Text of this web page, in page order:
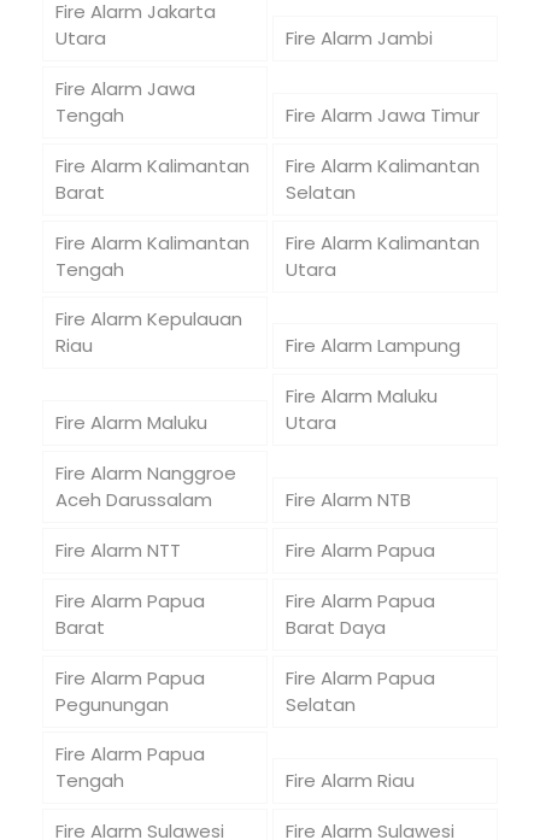
Fire Alarm Jakarta
Utara
Fire Alarm Jambi
Fire Alarm Jawa
Tengah
Fire Alarm Jawa Timur
Fire Alarm Kalimantan
Barat
Fire Alarm Kalimantan
Selatan
Fire Alarm Kalimantan
Tengah
Fire Alarm Kalimantan
Utara
Fire Alarm Kepulauan
Riau
Fire Alarm Lampung
Fire Alarm Maluku
Fire Alarm Maluku
Utara
Fire Alarm Nanggroe
Aceh Darussalam
Fire Alarm NTB
Fire Alarm NTT
Fire Alarm Papua
Fire Alarm Papua
Barat
Fire Alarm Papua
Barat Daya
Fire Alarm Papua
Pegunungan
Fire Alarm Papua
Selatan
Fire Alarm Papua
Tengah
Fire Alarm Riau
Fire Alarm Sulawesi
Fire Alarm Sulawesi